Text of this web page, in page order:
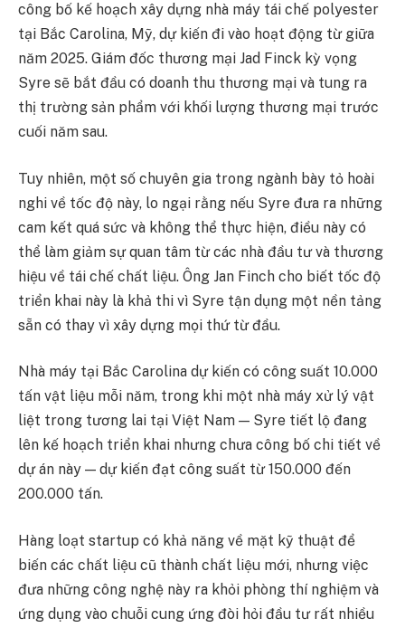
công bố kế hoạch xây dựng nhà máy tái chế polyester
tại Bắc Carolina, Mỹ, dự kiến đi vào hoạt động từ giữa
năm 2025. Giám đốc thương mại Jad Finck kỳ vọng
Syre sẽ bắt đầu có doanh thu thương mại và tung ra
thị trường sản phẩm với khối lượng thương mại trước
cuối năm sau.
Tuy nhiên, một số chuyên gia trong ngành bày tỏ hoài
nghi về tốc độ này, lo ngại rằng nếu Syre đưa ra những
cam kết quá sức và không thể thực hiện, điều này có
thể làm giảm sự quan tâm từ các nhà đầu tư và thương
hiệu về tái chế chất liệu. Ông Jan Finch cho biết tốc độ
triển khai này là khả thi vì Syre tận dụng một nền tảng
sẵn có thay vì xây dựng mọi thứ từ đầu.
Nhà máy tại Bắc Carolina dự kiến có công suất 10.000
tấn vật liệu mỗi năm, trong khi một nhà máy xử lý vật
liệt trong tương lai tại Việt Nam — Syre tiết lộ đang
lên kế hoạch triển khai nhưng chưa công bố chi tiết về
dự án này — dự kiến đạt công suất từ 150.000 đến
200.000 tấn.
Hàng loạt startup có khả năng về mặt kỹ thuật để
biến các chất liệu cũ thành chất liệu mới, nhưng việc
đưa những công nghệ này ra khỏi phòng thí nghiệm và
ứng dụng vào chuỗi cung ứng đòi hỏi đầu tư rất nhiều